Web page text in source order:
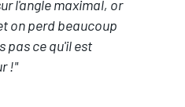
l'angle maximal, or
on perd beaucoup
pas ce qu'il est
!"